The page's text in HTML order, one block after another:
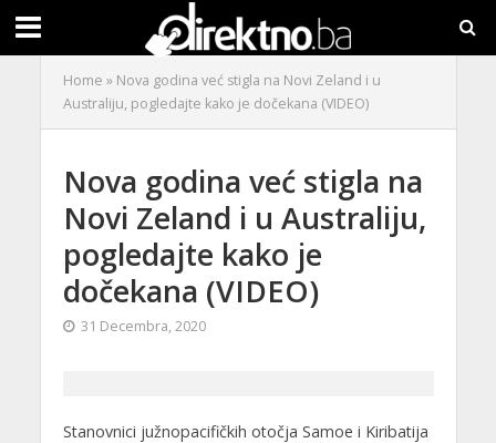
Home » Nova godina već stigla na Novi Zeland i u
Australiju, pogledajte kako je dočekana (VIDEO)
Nova godina već stigla na
Novi Zeland i u Australiju,
pogledajte kako je
dočekana (VIDEO)
31 Decembra, 2020
Stanovnici južnopacifičkih otočja Samoe i Kiribatija